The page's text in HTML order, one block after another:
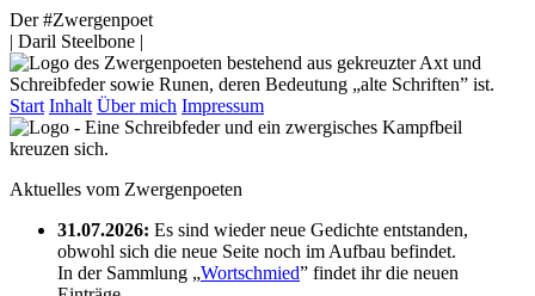
Der #Zwergenpoet
| Daril Steelbone |
Start Inhalt Über mich Impressum
Aktuelles vom Zwergenpoeten
31.07.2026: Es sind wieder neue Gedichte entstanden,
obwohl sich die neue Seite noch im Aufbau befindet.
In der Sammlung „Wortschmied” findet ihr die neuen